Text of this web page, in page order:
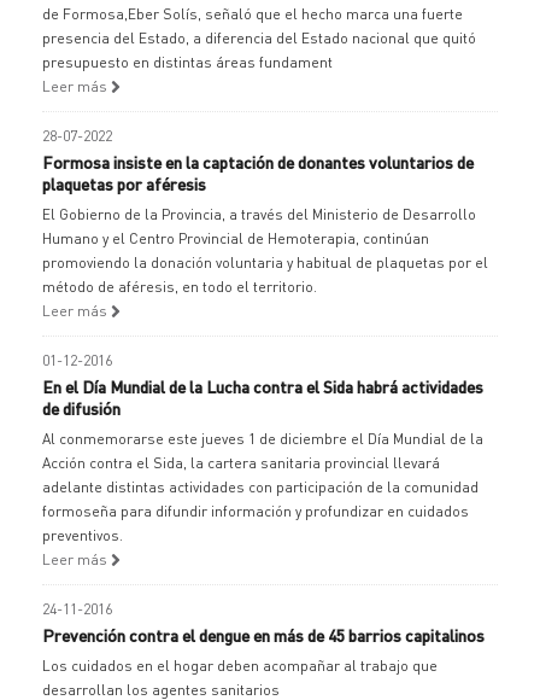
de Formosa,Eber Solís, señaló que el hecho marca una fuerte
presencia del Estado, a diferencia del Estado nacional que quitó
presupuesto en distintas áreas fundament
Leer más
28-07-2022
Formosa insiste en la captación de donantes voluntarios de
plaquetas por aféresis
El Gobierno de la Provincia, a través del Ministerio de Desarrollo
Humano y el Centro Provincial de Hemoterapia, continúan
promoviendo la donación voluntaria y habitual de plaquetas por el
método de aféresis, en todo el territorio.
Leer más
01-12-2016
En el Día Mundial de la Lucha contra el Sida habrá actividades
de difusión
Al conmemorarse este jueves 1 de diciembre el Día Mundial de la
Acción contra el Sida, la cartera sanitaria provincial llevará
adelante distintas actividades con participación de la comunidad
formoseña para difundir información y profundizar en cuidados
preventivos.
Leer más
24-11-2016
Prevención contra el dengue en más de 45 barrios capitalinos
Los cuidados en el hogar deben acompañar al trabajo que
desarrollan los agentes sanitarios